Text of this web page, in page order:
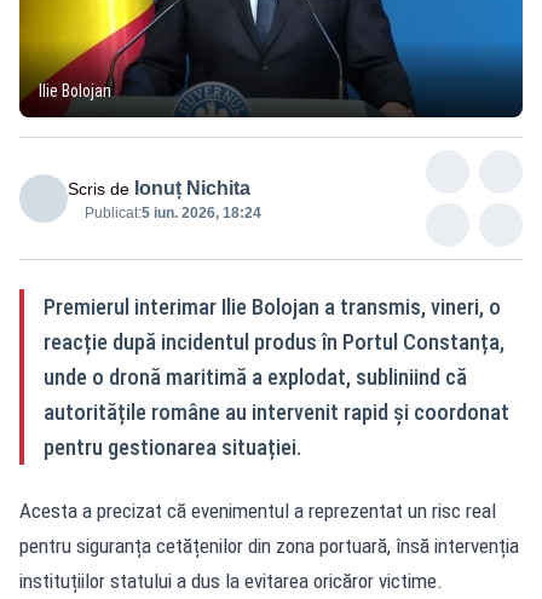
Ilie Bolojan
Scris de Ionuț Nichita
Publicat:5 iun. 2026, 18:24
Premierul interimar Ilie Bolojan a transmis, vineri, o
reacție după incidentul produs în Portul Constanța,
unde o dronă maritimă a explodat, subliniind că
autoritățile române au intervenit rapid și coordonat
pentru gestionarea situației.
Acesta a precizat că evenimentul a reprezentat un risc real
pentru siguranța cetățenilor din zona portuară, însă intervenția
instituțiilor statului a dus la evitarea oricăror victime.